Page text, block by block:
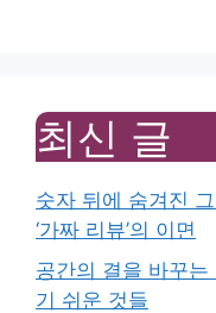
최신 글
숫자 뒤에 숨겨진
‘가짜 리뷰’의 이면
공간의 결을 바꾸
기 쉬운 것들